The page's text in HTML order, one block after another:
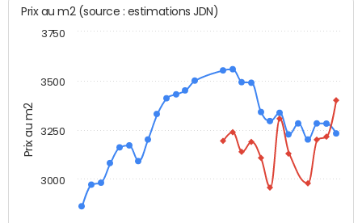
Prix au m2
Prix au m2 (source : estimations JDN)
3000
3250
3500
3750